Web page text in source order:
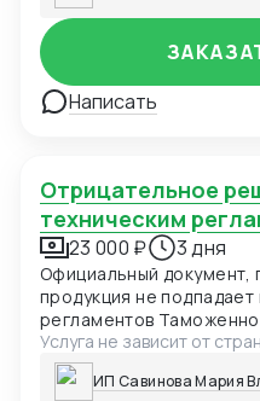
Написать
Отрицательное решение по
техническим
23 000 ₽ 3 дня
Официальный
продукция не
регламентов
таможни,
как доказательство
сертификации.
Услуга не зависит от
ИП Савинова Мария